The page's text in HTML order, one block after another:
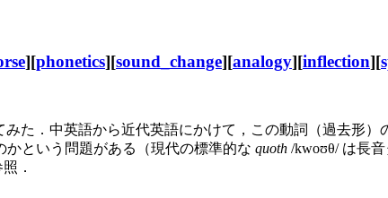
][phonetics][sound_change][analogy][inflection][
た．中英語から近代英語にかけて，この動詞（過去形
という問題がある（現代の標準的な quoth /kwoʊθ/ は長
．